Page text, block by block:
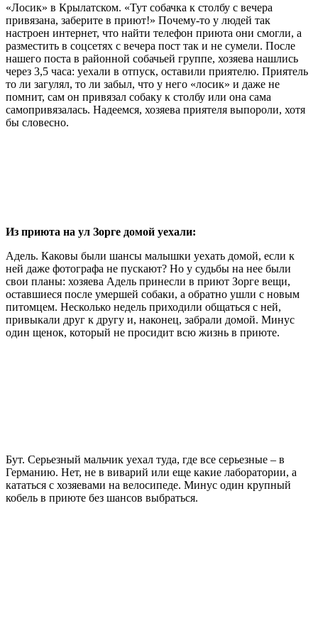
«Лосик» в Крылатском. «Тут собачка к столбу с вечера
привязана, заберите в приют!» Почему-то у людей так
настроен интернет, что найти телефон приюта они смогли, а
разместить в соцсетях с вечера пост так и не сумели. После
нашего поста в районной собачьей группе, хозяева нашлись
через 3,5 часа: уехали в отпуск, оставили приятелю. Приятель
то ли загулял, то ли забыл, что у него «лосик» и даже не
помнит, сам он привязал собаку к столбу или она сама
самопривязалась. Надеемся, хозяева приятеля выпороли, хотя
бы словесно.
Из приюта на ул Зорге домой уехали:
Адель. Каковы были шансы малышки уехать домой, если к
ней даже фотографа не пускают? Но у судьбы на нее были
свои планы: хозяева Адель принесли в приют Зорге вещи,
оставшиеся после умершей собаки, а обратно ушли с новым
питомцем. Несколько недель приходили общаться с ней,
привыкали друг к другу и, наконец, забрали домой. Минус
один щенок, который не просидит всю жизнь в приюте.
Бут. Серьезный мальчик уехал туда, где все серьезные – в
Германию. Нет, не в виварий или еще какие лаборатории, а
кататься с хозяевами на велосипеде. Минус один крупный
кобель в приюте без шансов выбраться.